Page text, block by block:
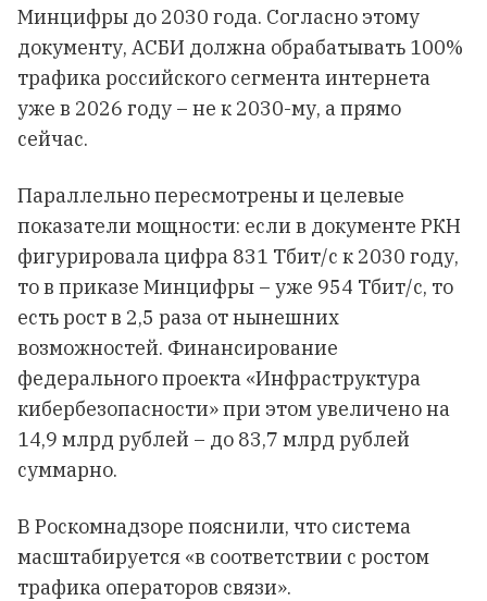
Минцифры до 2030 года. Согласно этому
документу, АСБИ должна обрабатывать 100%
трафика российского сегмента интернета
уже в 2026 году – не к 2030-му, а прямо
сейчас.
Параллельно пересмотрены и целевые
показатели мощности: если в документе РКН
фигурировала цифра 831 Тбит/с к 2030 году,
то в приказе Минцифры – уже 954 Тбит/с, то
есть рост в 2,5 раза от нынешних
возможностей. Финансирование
федерального проекта «Инфраструктура
кибербезопасности» при этом увеличено на
14,9 млрд рублей – до 83,7 млрд рублей
суммарно.
В Роскомнадзоре пояснили, что система
масштабируется «в соответствии с ростом
трафика операторов связи».